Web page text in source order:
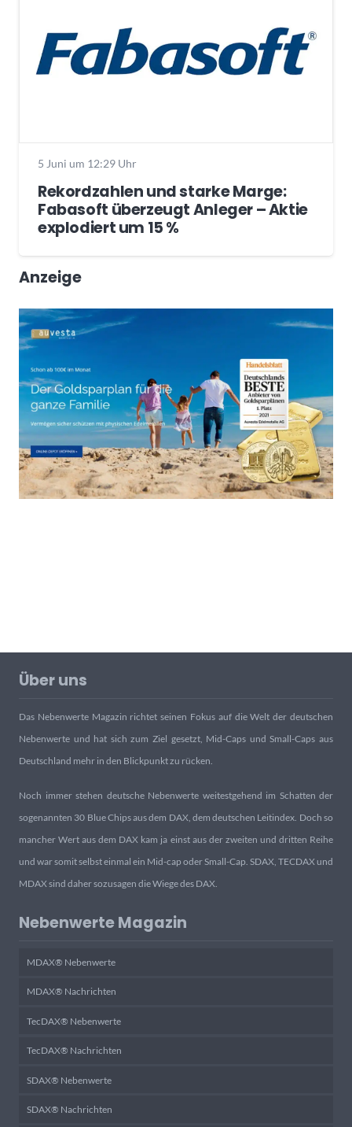
5 Juni um 12:29 Uhr
Rekordzahlen und starke Marge:
Fabasoft überzeugt Anleger – Aktie
explodiert um 15 %
Anzeige
Über uns
Das Nebenwerte Magazin richtet seinen Fokus auf die Welt der deutschen
Nebenwerte und hat sich zum Ziel gesetzt, Mid-Caps und Small-Caps aus
Deutschland mehr in den Blickpunkt zu rücken.
Noch immer stehen deutsche Nebenwerte weitestgehend im Schatten der
sogenannten 30 Blue Chips aus dem DAX, dem deutschen Leitindex. Doch so
mancher Wert aus dem DAX kam ja einst aus der zweiten und dritten Reihe
und war somit selbst einmal ein Mid-cap oder Small-Cap. SDAX, TECDAX und
MDAX sind daher sozusagen die Wiege des DAX.
Nebenwerte Magazin
MDAX® Nebenwerte
MDAX® Nachrichten
TecDAX® Nebenwerte
TecDAX® Nachrichten
SDAX® Nebenwerte
SDAX® Nachrichten